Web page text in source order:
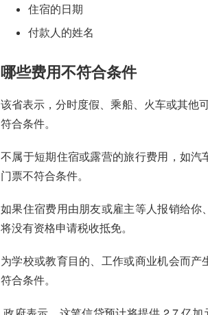
住宿的日期
付款人的姓名
哪些费用不符合条件
该省表示，分时度假、乘船、火车或其他
符合条件。
不属于短期住宿或露营的旅行费用，如
门票不符合条件。
如果住宿费用由朋友或雇主等人报销给
将没有资格申请税收抵免。
为学校或教育目的、工作或商业机会而
符合条件。